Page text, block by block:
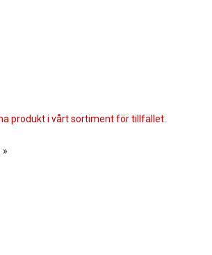
produkt i vårt sortiment för tillfället.